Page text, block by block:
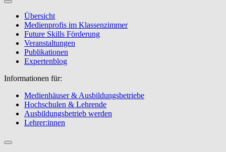
Übersicht
Medienprofis im Klassenzimmer
Future Skills Förderung
Veranstaltungen
Publikationen
Expertenblog
Informationen für:
Medienhäuser & Ausbildungsbetriebe
Hochschulen & Lehrende
Ausbildungsbetrieb werden
Lehrer:innen